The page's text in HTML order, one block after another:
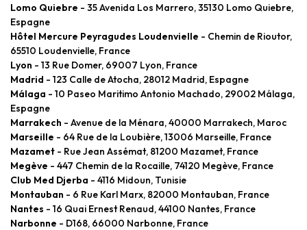
Lomo Quiebre - 35 Avenida Los Marrero, 35130 Lomo Quiebre,
Espagne
Hôtel Mercure Peyragudes Loudenvielle - Chemin de Rioutor,
65510 Loudenvielle, France
Lyon - 13 Rue Domer, 69007 Lyon, France
Madrid - 123 Calle de Atocha, 28012 Madrid, Espagne
Málaga - 10 Paseo Maritimo Antonio Machado, 29002 Málaga,
Espagne
Marrakech - Avenue de la Ménara, 40000 Marrakech, Maroc
Marseille - 64 Rue de la Loubière, 13006 Marseille, France
Mazamet - Rue Jean Assémat, 81200 Mazamet, France
Megève - 447 Chemin de la Rocaille, 74120 Megève, France
Club Med Djerba - 4116 Midoun, Tunisie
Montauban - 6 Rue Karl Marx, 82000 Montauban, France
Nantes - 16 Quai Ernest Renaud, 44100 Nantes, France
Narbonne - D168, 66000 Narbonne, France